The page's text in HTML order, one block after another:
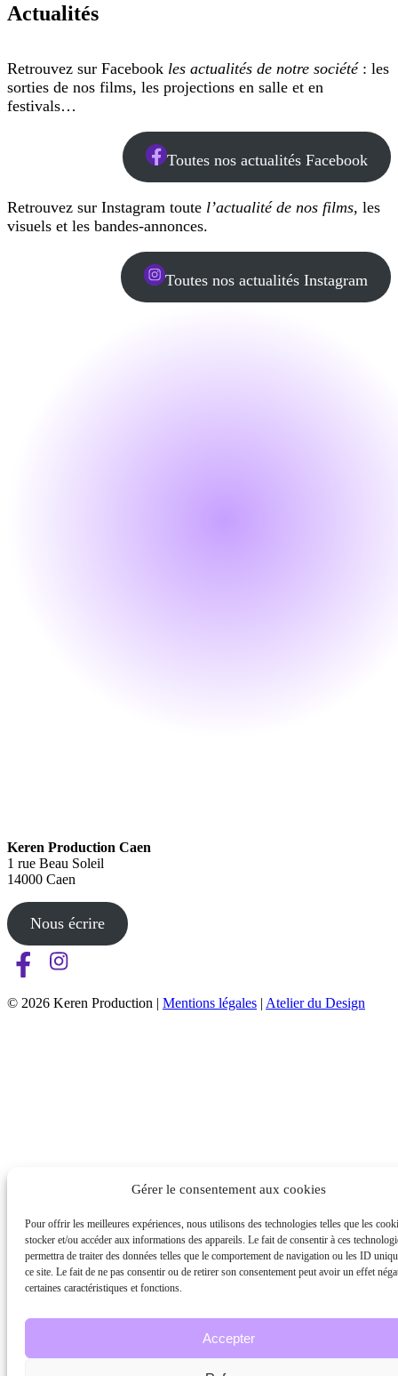
Gérer le consentement aux cookies
Pour offrir les meilleures expériences, nous utilisons des technologies telles que les
stocker et/ou accéder aux informations des appareils. Le fait de consentir à ces
permettra de traiter des données telles que le comportement de navigation ou les ID
ce site. Le fait de ne pas consentir ou de retirer son consentement peut avoir un effet
certaines caractéristiques et fonctions.
Accepter
Actualités
Retrouvez sur Facebook les actualités de notre société: les
sorties de nos films, les projections en salle et en
festivals…
Toutes nos actualités Facebook
Retrouvez sur Instagram toute l’actualité de nos films, les
visuels et les bandes-annonces.
Toutes nos actualités Instagram
Keren Production Caen
1 rue Beau Soleil
14000 Caen
Nous écrire
© 2026 Keren Production | Mentions légales | Atelier du Design